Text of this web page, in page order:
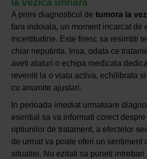
la vezica urinara
A primi diagnosticul de tumora la
fara indoiala, un moment incarcat de
incertitudine. Este firesc sa resimtiti
chiar neputinta. Insa, odata ce
aveti alaturi o echipa medicala
reveniti la o viata activa, echilibrata
cu anumite ajustari.
In perioada imediat urmatoare
esential sa va informati corect
optiunilor de tratament, a efectelor
de urmat va poate oferi un sentiment
situatiei. Nu ezitati sa puneti intrebari